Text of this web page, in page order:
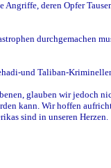
deren Opfer
durchgemachen
und Taliban-
glauben wir jedoch
kann. Wir hoffen
sind in unseren Herzen.